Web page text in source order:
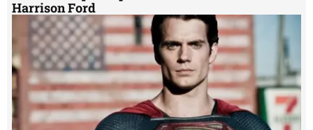
Henry Cavill actúa por dinero